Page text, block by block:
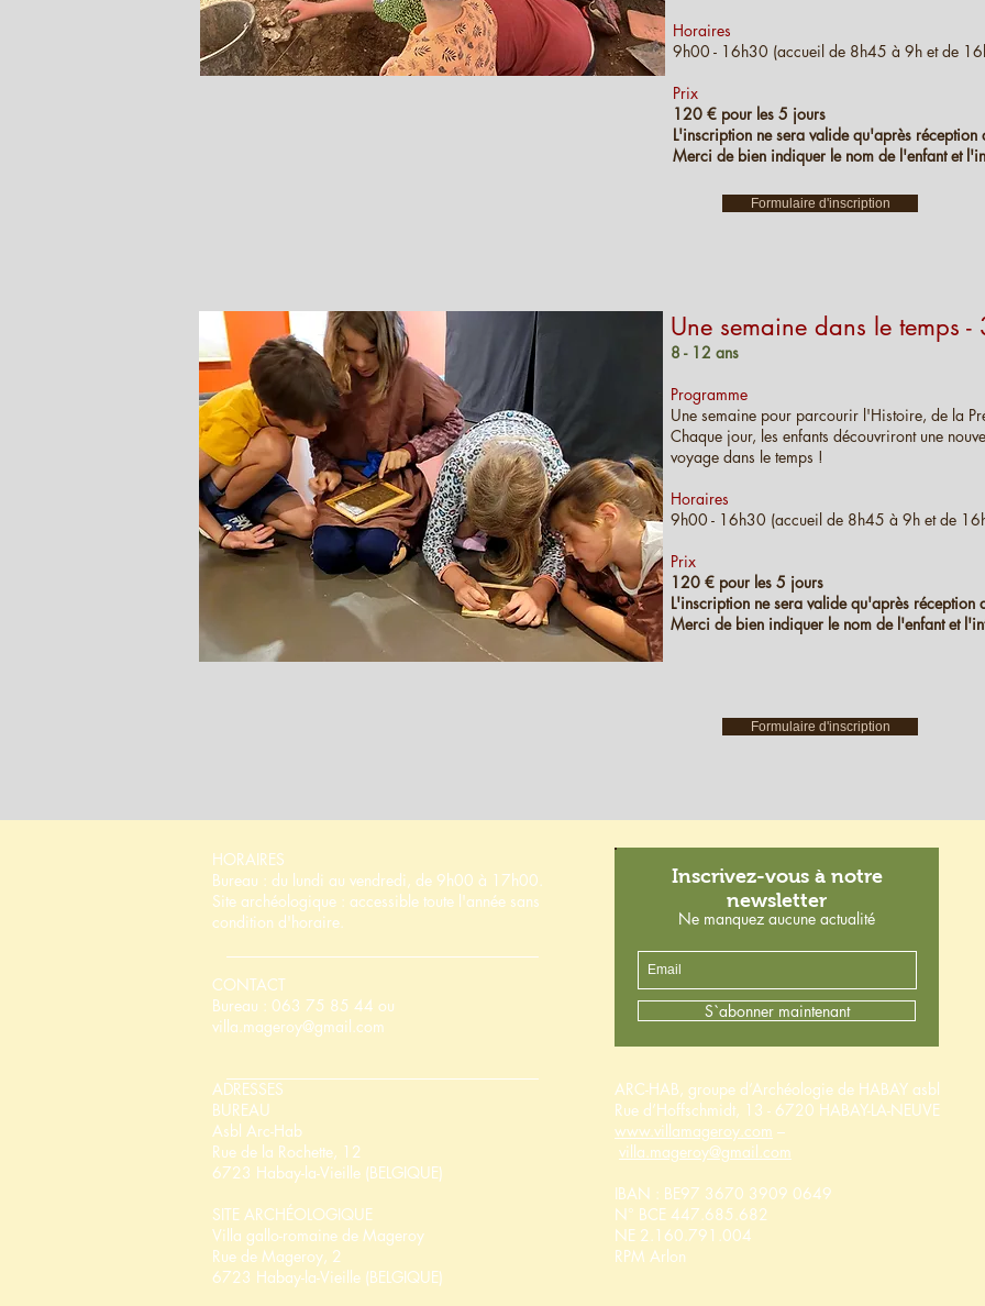
Horaires
9h00 - 16h30 (accueil de 8h45 à 9h et de
Prix
120 € pour les 5 jours
L'inscription ne sera valide qu'après
Merci de bien indiquer le nom de l'enfant et
Formulaire d'inscription
Une semaine dans le temps
8 - 12 ans
Programme
Une semaine pour parcourir l'Histoire, de la
Chaque jour, les enfants découvriront une
voyage dans le temps !
Horaires
9h00 - 16h30 (accueil de 8h45 à 9h et de
Prix
120 € pour les 5 jours
L'inscription ne sera valide qu'après
Merci de bien indiquer le nom de l'enfant et
Formulaire d'inscription
HORAIRES
Bureau : du lundi au vendredi, de 9h00 à 17h00.
Site archéologique : accessible toute l'année sans
condition d'horaire.
CONTACT
Bureau : 063 75 85 44 ou
villa.mageroy@gmail.com
ADRESSES
BUREAU
Asbl Arc-Hab
Rue de la Rochette, 12
6723 Habay-la-Vieille (BELGIQUE)
SITE ARCHÉOLOGIQUE
Villa gallo-romaine de Mageroy
Rue de Mageroy, 2
6723 Habay-la-Vieille (BELGIQUE)
Inscrivez-vous à notre
newsletter
Ne manquez aucune actualité
S`abonner maintenant
ARC-HAB, groupe d’Archéologie de HABAY asbl
Rue d’Hoffschmidt, 13 - 6720 HABAY-LA-NEUVE
www.villamageroy.com –
villa.mageroy@gmail.com
IBAN : BE97 3670 3909 0649
N° BCE 447.685.682
NE 2.160.791.004
RPM Arlon